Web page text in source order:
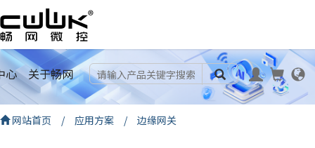
心 关于畅网
网站首页 / 应用方案 / 边缘网关